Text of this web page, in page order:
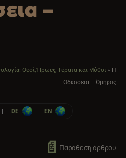
–
Θεοί, Ήρωες, Τέρατα και Μύθοι » Η
Οδύσσεια – Όμηρος
| DE EN
📄 Παράθεση άρθρου